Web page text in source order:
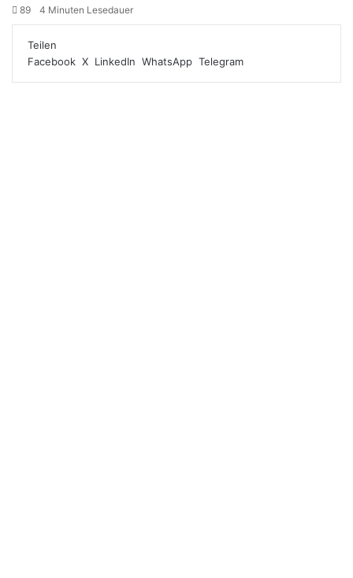
89 4 Minuten Lesedauer
Teilen
Facebook X LinkedIn WhatsApp Telegram